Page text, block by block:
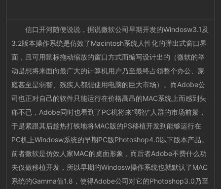
信口开河随便说说，据说微软公司早期开发的Windosw3.1及
3.2版本操作系统是仿效了Macintosh系统人性化的弹出式窗口界
面，且可用鼠标拖动缩放的窗口方式而编写设计出的（微软的举
动是想将来面向最广大的计算机用户乃至最终占领整个办公、家
庭甚至是弱智、残疾人都想使用电脑的巨大市场）。而Adobe公
司也正对自己的软件只能运行在价格高昂的MAC系统上而感到头
痛不已，Adobe同时也看到了PC机将来“弱智”人群的市场前景，
于是紧跟其后趁热打铁地将MAC版的PS移植开发到能够运行在
PC机上Windosw系统的早期PC版Photoshop4.0以下版本产品。
前者微软是仿效人家MAC的桌面形象，而后者Adobe不费什么功
夫仅做移植开发，所以早期的Windosw操作系统也就默认了MAC
系统的Gamma值1.8，使得Adobe公司对它的Photoshop3.0乃至